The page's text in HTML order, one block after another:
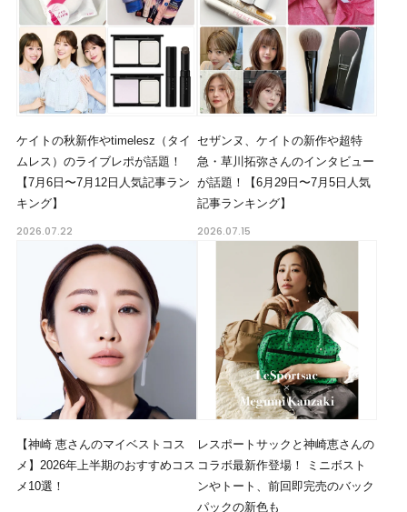
ケイトの秋新作やtimelesz（タイ
ムレス）のライブレポが話題！
【7月6日〜7月12日人気記事ラン
キング】
2026.07.22
セザンヌ、ケイトの新作や超特
急・草川拓弥さんのインタビュー
が話題！【6月29日〜7月5日人気
記事ランキング】
2026.07.15
【神崎 恵さんのマイベストコス
メ】2026年上半期のおすすめコス
メ10選！
レスポートサックと神崎恵さんの
コラボ最新作登場！ ミニボスト
ンやトート、前回即完売のバック
パックの新色も